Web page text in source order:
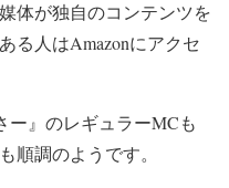
体が独自のコンテンツを
る人はAmazonにアクセ
ー』のレギュラーMCも
順調のようです。